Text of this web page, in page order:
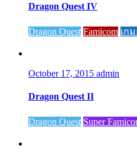
Dragon Quest IV
Dragon Quest Famicom เก
October 17, 2015 admin
Dragon Quest II
Dragon Quest Super